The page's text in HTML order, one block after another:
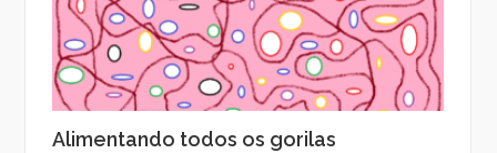
Alimentando todos os gorilas